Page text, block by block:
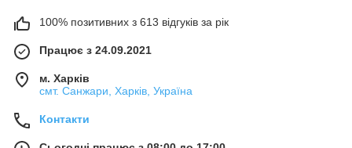
100% позитивних з 613 відгуків за рік
Працює з 24.09.2021
м. Харків
смт. Санжари, Харків, Україна
Контакти